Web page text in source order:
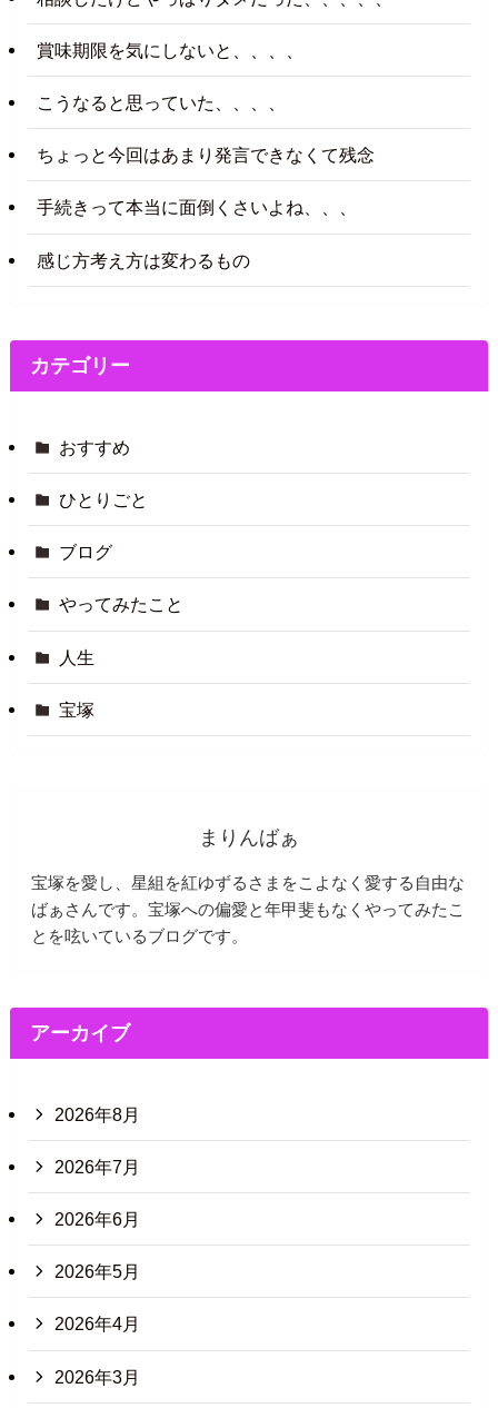
賞味期限を気にしないと、、、、
こうなると思っていた、、、、
ちょっと今回はあまり発言できなくて残念
手続きって本当に面倒くさいよね、、、
感じ方考え方は変わるもの
カテゴリー
おすすめ
ひとりごと
ブログ
やってみたこと
人生
宝塚
まりんばぁ
宝塚を愛し、星組を紅ゆずるさまをこよなく愛する自由な
ばぁさんです。宝塚への偏愛と年甲斐もなくやってみたこ
とを呟いているブログです。
アーカイブ
2026年8月
2026年7月
2026年6月
2026年5月
2026年4月
2026年3月